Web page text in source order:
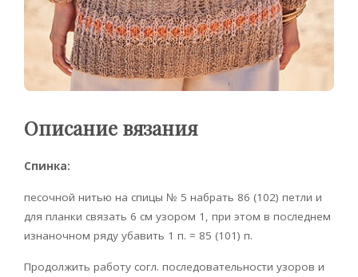
Описание вязания
Спинка:
песочной нитью на спицы № 5 набрать 86 (102) петли и
для планки связать 6 см узором 1, при этом в последнем
изнаночном ряду убавить 1 п. = 85 (101) п.
Продолжить работу согл. последовательности узоров и